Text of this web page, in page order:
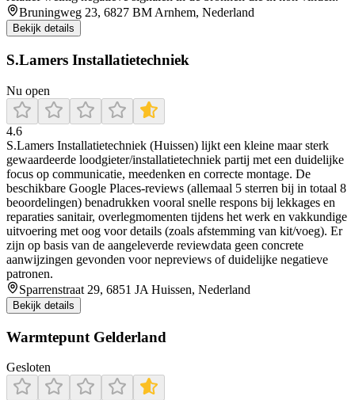
Bruningweg 23, 6827 BM Arnhem, Nederland
Bekijk details
S.Lamers Installatietechniek
Nu open
4.6
S.Lamers Installatietechniek (Huissen) lijkt een kleine maar sterk
gewaardeerde loodgieter/installatietechniek partij met een duidelijke
focus op communicatie, meedenken en correcte montage. De
beschikbare Google Places-reviews (allemaal 5 sterren bij in totaal 8
beoordelingen) benadrukken vooral snelle respons bij lekkages en
reparaties sanitair, overlegmomenten tijdens het werk en vakkundige
uitvoering met oog voor details (zoals afstemming van kit/voeg). Er
zijn op basis van de aangeleverde reviewdata geen concrete
aanwijzingen gevonden voor nepreviews of duidelijke negatieve
patronen.
Sparrenstraat 29, 6851 JA Huissen, Nederland
Bekijk details
Warmtepunt Gelderland
Gesloten